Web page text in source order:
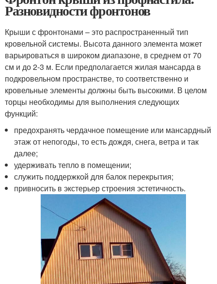
Разновидности фронтонов
Крыши с фронтонами – это распространенный тип
кровельной системы. Высота данного элемента может
варьироваться в широком диапазоне, в среднем от 70
см и до 2-3 м. Если предполагается жилая мансарда в
подкровельном пространстве, то соответственно и
кровельные элементы должны быть высокими. В целом
торцы необходимы для выполнения следующих
функций:
предохранять чердачное помещение или мансардный
этаж от непогоды, то есть дождя, снега, ветра и так
далее;
удерживать тепло в помещении;
служить поддержкой для балок перекрытия;
привносить в экстерьер строения эстетичность.